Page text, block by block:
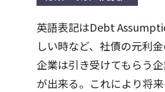
英語表記はDebt
しい時など、社債の元利
企業は引き受けてもらう
が出来る。これにより将